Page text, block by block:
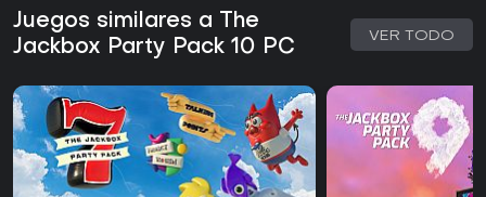
Juegos similares a The
Jackbox Party Pack 10 PC
VER TODO